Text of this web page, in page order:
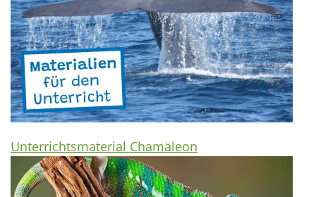
Unterrichtsmaterial Chamäleon